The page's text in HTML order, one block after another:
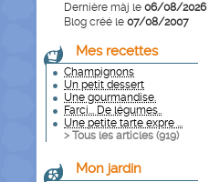
Dernière màj le 06/08/2026
Blog créé le 07/08/2007
Mes recettes
Champignons
Un petit dessert
Une gourmandise.
Farci... De légumes..
Une petite tarte expre ...
> Tous les articles (919)
Mon jardin